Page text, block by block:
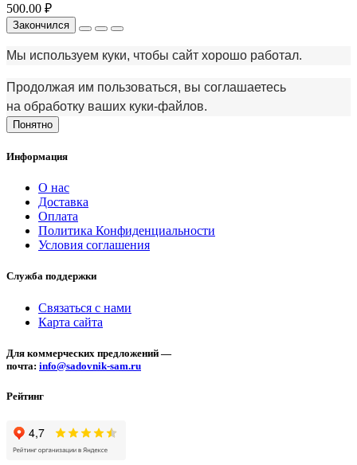
500.00 ₽
Закончился
Мы используем куки, чтобы сайт хорошо работал.
Продолжая им пользоваться, вы соглашаетесь
на обработку ваших куки‑файлов.
Понятно
Информация
О нас
Доставка
Оплата
Политика Конфиденциальности
Условия соглашения
Служба поддержки
Связаться с нами
Карта сайта
Для коммерческих предложений —
почта: info@sadovnik-sam.ru
Рейтинг